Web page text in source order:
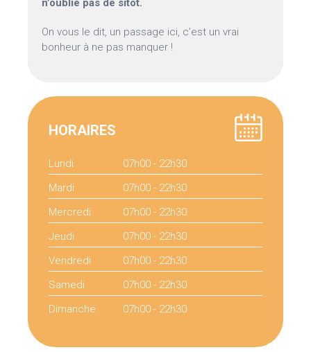
n’oublie pas de sitôt.
On vous le dit, un passage ici, c’est un vrai
bonheur à ne pas manquer !
HORAIRES
Lundi
07h00 - 22h30
Mardi
07h00 - 22h30
Mercredi
07h00 - 22h30
Jeudi
07h00 - 22h30
Vendredi
07h00 - 22h30
Samedi
07h00 - 22h30
Dimanche
07h00 - 22h30